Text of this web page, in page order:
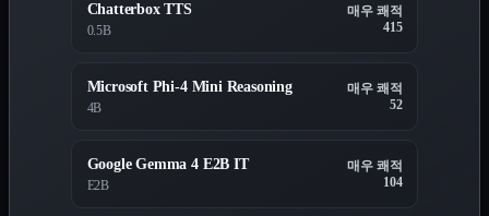
Chatterbox TTS
0.5B
매우 쾌적
415
Microsoft Phi-4 Mini Reasoning
4B
매우 쾌적
52
Google Gemma 4 E2B IT
E2B
매우 쾌적
104